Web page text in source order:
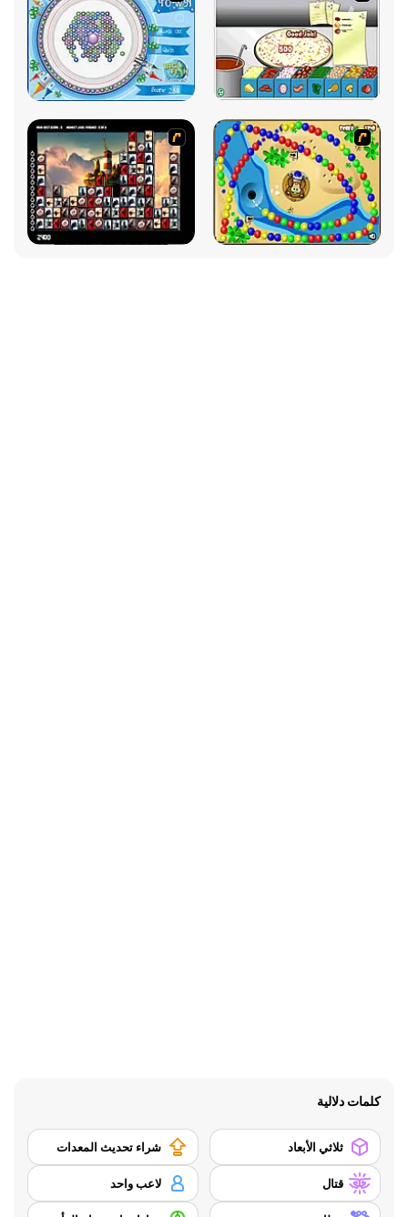
كلمات دلالية
ثلاثي الأبعاد شراء تحديث المعدات
قتال لاعب واحد